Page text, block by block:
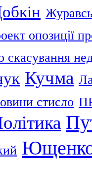
опозиції
Кучма
стисло